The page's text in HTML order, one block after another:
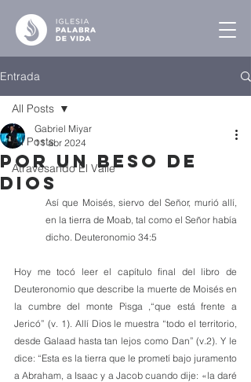
Entrada
All Posts
Atravesando El Valle
All Posts
Por un Beso de
Dios
Gabriel Miyar
11 abr 2024
Así que Moisés, siervo del Señor, murió allí,
en la tierra de Moab, tal como el Señor había
dicho. Deuteronomio 34:5
Hoy me tocó leer el capítulo final del libro de
Deuteronomio que describe la muerte de Moisés en
la cumbre del monte Pisga ,“que está frente a
Jericó” (v. 1). Allí Dios le muestra “todo el territorio,
desde Galaad hasta tan lejos como Dan” (v.2). Y le
dice: “Esta es la tierra que le prometí bajo juramento
a Abraham, a Isaac y a Jacob cuando dije: «la daré